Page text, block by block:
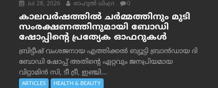
Jul 28, 2026 രാഹുല്‍ ധിംഗ്ര 0
കാലവർഷത്തിൽ ചർമ്മത്തിനും മുടി
സംരക്ഷണത്തിനുമായി ബോഡി
ഷോപ്പിന്റെ പ്രത്യേക ഓഫറുകൾ
ബ്രിട്ടീഷ് വംശജനായ എത്തിക്കൽ ബ്യൂട്ടി ബ്രാൻഡായ ദി
ബോഡി ഷോപ്പ് അതിന്റെ ഏറ്റവും ജനപ്രിയമായ
വിറ്റാമിൻ സി, ടീ ട്രീ, ഇഞ്ചി...
ARTICLES HEALTH & BEAUTY